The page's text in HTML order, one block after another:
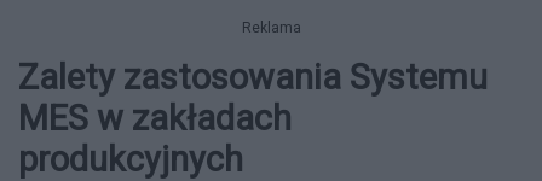
Reklama
Zalety zastosowania Systemu
MES w zakładach
produkcyjnych